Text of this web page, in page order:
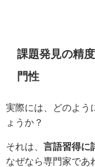
課題発見の精
門性
実際には、どのよう
ょうか？
それは、 言語習得に
なぜなら専門家であ